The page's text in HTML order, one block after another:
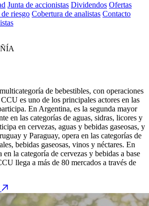
Junta de accionistas Dividendos Ofertas
riesgo Cobertura de analistas Contacto
de bebestibles, con operaciones
es uno de los principales actores en las
En Argentina, es la segunda mayor
en las categorías de aguas, sidras, licores y
en cervezas, aguas y bebidas gaseosas, y
y Paraguay, opera en las categorías de
bebidas gaseosas, vinos y néctares. En
la categoría de cervezas y bebidas a base
llega a más de 80 mercados a través de